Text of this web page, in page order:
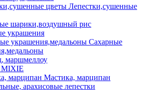
Лепестки,сушенные
шарики,воздушный рис
украшения
Сахарные
маршмеллоу
Мастика, марципан